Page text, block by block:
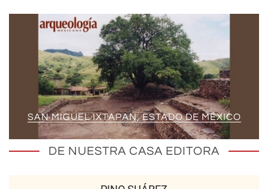
SAN MIGUEL IXTAPAN, ESTADO DE MÉXICO
DE NUESTRA CASA EDITORA